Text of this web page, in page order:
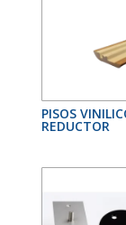
PISOS
REDUCTOR